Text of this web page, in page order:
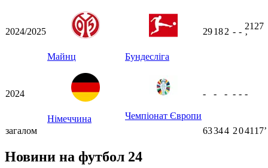
2024/2025
Майнц Бундесліга
29182 - -
2127
ʼ
2024
Німеччина Чемпіонат Європи
- - - - - -
загалом 63344 204117ʼ
Новини на футбол 24